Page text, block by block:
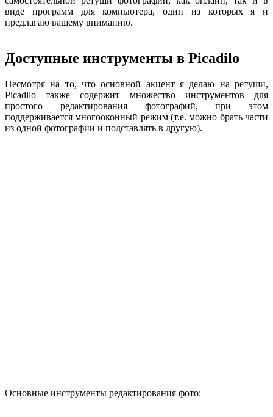
виде программ для компьютера, один из которых я и
предлагаю вашему вниманию.
Доступные инструменты в Picadilo
Несмотря на то, что основной акцент я делаю на ретуши,
Picadilo также содержит множество инструментов для
простого редактирования фотографий, при этом
поддерживается многооконный режим (т.е. можно брать части
из одной фотографии и подставлять в другую).
Основные инструменты редактирования фото: